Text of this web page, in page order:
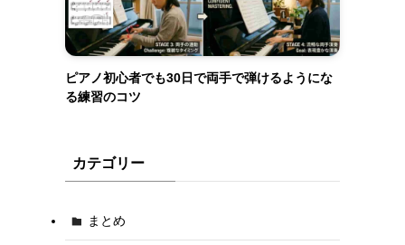
ピアノ初心者でも30日で両手で弾けるようにな
る練習のコツ
カテゴリー
まとめ